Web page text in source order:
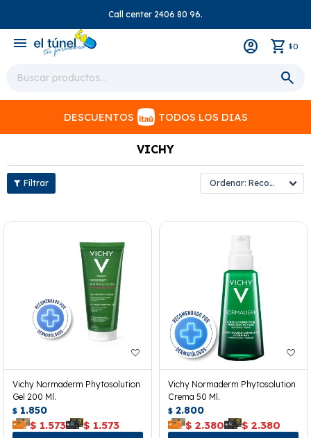
Call center 2406 80 96.
menu $0
DESCUENTOS TODOS LOS DIAS
VICHY
Recomendados
Vichy Normaderm Phytosolution
Gel 200 Ml.
$ 1.850
$ 1.573 $ 1.573
Vichy Normaderm Phytosolution
Crema 50 Ml.
$ 2.800
$ 2.380 $ 2.380
close